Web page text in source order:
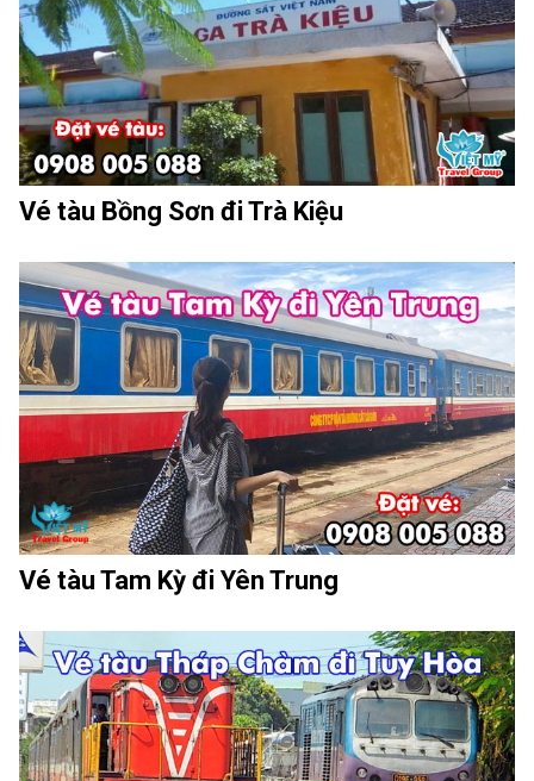
Vé tàu Bồng Sơn đi Trà Kiệu
Vé tàu Tam Kỳ đi Yên Trung